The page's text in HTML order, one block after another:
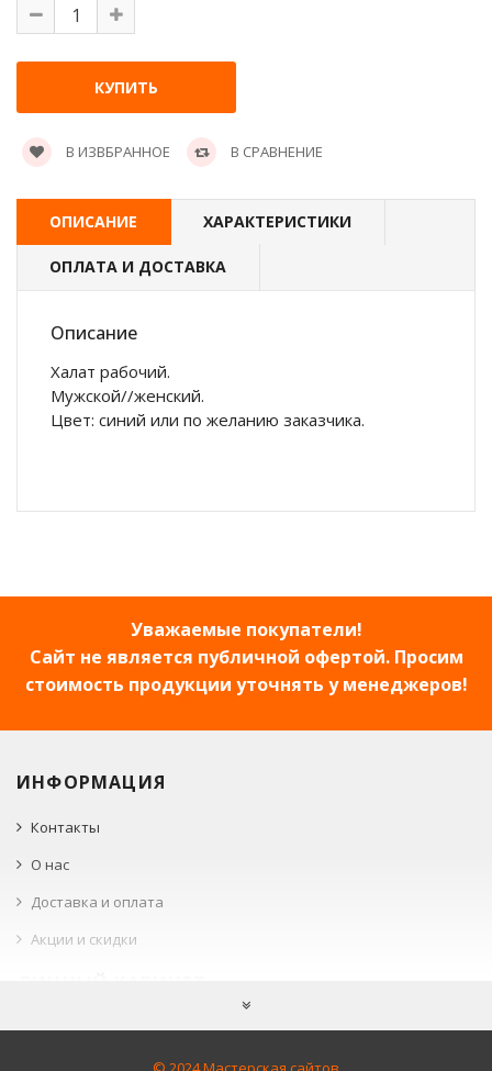
В ИЗВБРАННОЕ В СРАВНЕНИЕ
ОПИСАНИЕ ХАРАКТЕРИСТИКИ
ОПЛАТА И ДОСТАВКА
Описание
Халат рабочий.
Мужской//женский.
Цвет: синий или по желанию заказчика.
Уважаемые покупатели!
Сайт не является публичной офертой. Просим
стоимость продукции уточнять у менеджеров!
ИНФОРМАЦИЯ
Контакты
О нас
Доставка и оплата
Акции и скидки
Войти